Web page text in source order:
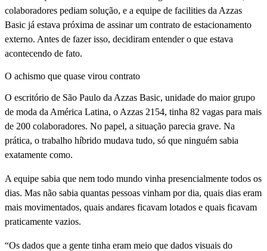
colaboradores pediam solução, e a equipe de facilities da Azzas
Basic já estava próxima de assinar um contrato de estacionamento
externo. Antes de fazer isso, decidiram entender o que estava
acontecendo de fato.
O achismo que quase virou contrato
O escritório de São Paulo da Azzas Basic, unidade do maior grupo
de moda da América Latina, o Azzas 2154, tinha 82 vagas para mais
de 200 colaboradores. No papel, a situação parecia grave. Na
prática, o trabalho híbrido mudava tudo, só que ninguém sabia
exatamente como.
A equipe sabia que nem todo mundo vinha presencialmente todos os
dias. Mas não sabia quantas pessoas vinham por dia, quais dias eram
mais movimentados, quais andares ficavam lotados e quais ficavam
praticamente vazios.
“Os dados que a gente tinha eram meio que dados visuais do